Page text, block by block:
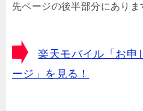
先ページの後半部分にありま
楽天モバイル「お申
ージ」を見る！